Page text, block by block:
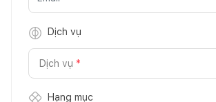
Dịch vụ
Dịch vụ *
Hạng mục